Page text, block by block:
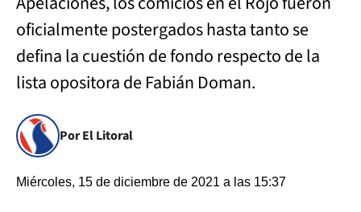
oficialmente postergados hasta tanto se
defina la cuestión de fondo respecto de la
lista opositora de Fabián Doman.
Por El Litoral
Miércoles, 15 de diciembre de 2021 a las 15:37